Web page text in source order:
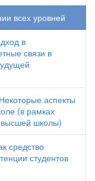
всех уровней
в
связи в
Некоторые аспекты
(в рамках
высшей школы)
средство
студентов